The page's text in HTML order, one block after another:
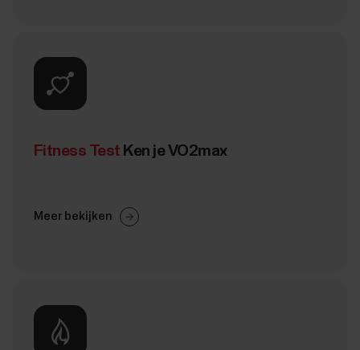
Fitness Test Ken je VO2max
Meer bekijken